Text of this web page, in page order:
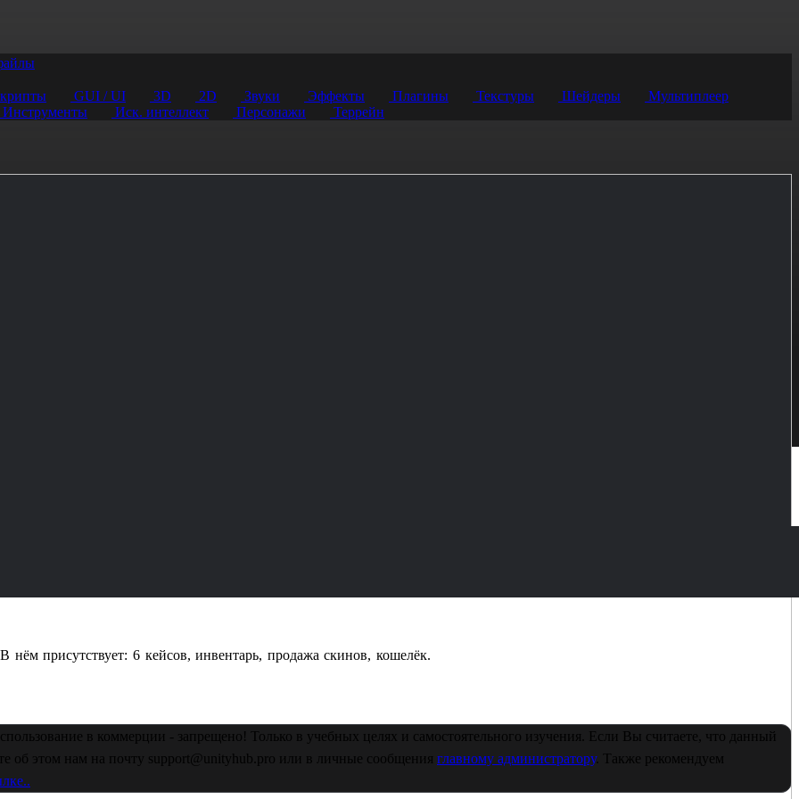
GUI / UI 3D 2D Звуки Эффекты Плагины Текстуры Шейдеры
Мультиплеер
Инструменты Иск. интеллект Персонажи Террейн
присутствует: 6 кейсов, инвентарь, продажа скинов, кошелёк.
в коммерции - запрещено! Только в учебных целях и самостоятельного изучения. Если Вы считаете, что данный
об этом нам на почту support@unityhub.pro или в личные сообщения главному администратору. Также рекомендуем